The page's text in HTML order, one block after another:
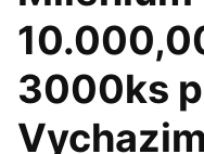
3000ks